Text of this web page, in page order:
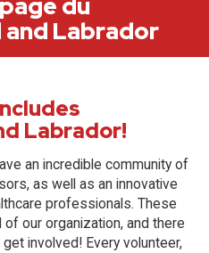
du
Labrador
Labrador!
an incredible community of
as well as an innovative
professionals. These
our organization, and there
involved! Every volunteer,